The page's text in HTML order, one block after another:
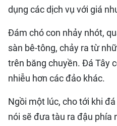
dụng các dịch vụ với giá
Đám chó con nhảy nhót,
sàn bê-tông, chảy ra từ
trên băng chuyền. Đá Tây
nhiễu hơn các đảo khác.
Ngồi một lúc, cho tới khi
nói sẽ đưa tàu ra đậu phía